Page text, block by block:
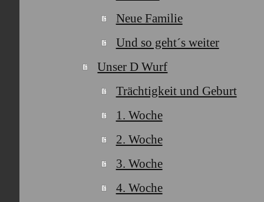
Neue Familie
Und so geht´s weiter
Unser D Wurf
Trächtigkeit und Geburt
1. Woche
2. Woche
3. Woche
4. Woche